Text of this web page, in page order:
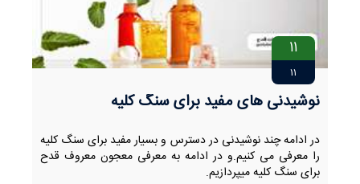
11
11
نوشیدنی های مفید برای سنگ کلیه
در ادامه چند نوشیدنی در دسترس و بسیار مفید برای سنگ کلیه
را معرفی می کنیم.و در ادامه به معرفی معجون معروف قدح
برای سنگ کلیه میپردازیم.